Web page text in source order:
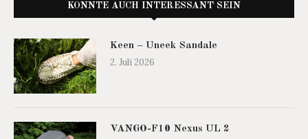
KÖNNTE AUCH INTERESSANT SEIN
Keen – Uneek Sandale
2. Juli 2026
VANGO-F10 Nexus UL 2